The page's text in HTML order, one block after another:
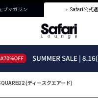
ブマガジン Safari公式
(ディースクエアード)